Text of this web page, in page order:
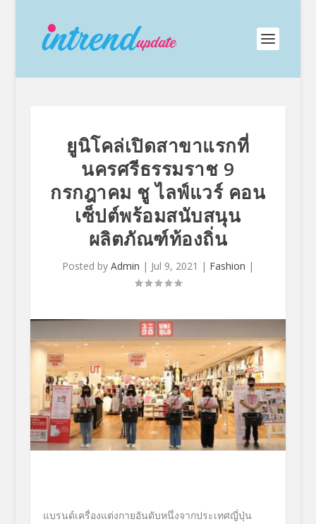
ยูนิโคล่เปิดสาขาแรกที่
นครศรีธรรมราช 9
กรกฎาคม ชู ไลฟ์แวร์ คอน
เซ็ปต์พร้อมสนับสนุน
ผลิตภัณฑ์ท้องถิ่น
Posted by Admin | Jul 9, 2021 | Fashion |
แบรนด์เครื่องแต่งกายอันดับหนึ่งจากประเทศญี่ปุ่น